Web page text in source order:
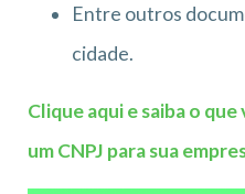
Entre outros
cidade.
Clique aqui e saiba o
um CNPJ para sua